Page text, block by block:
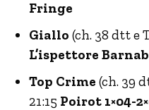
Fringe
Giallo (ch. 38 dtt e
L’ispettore
Top Crime (ch. 39
21:15 Poirot 1×04-